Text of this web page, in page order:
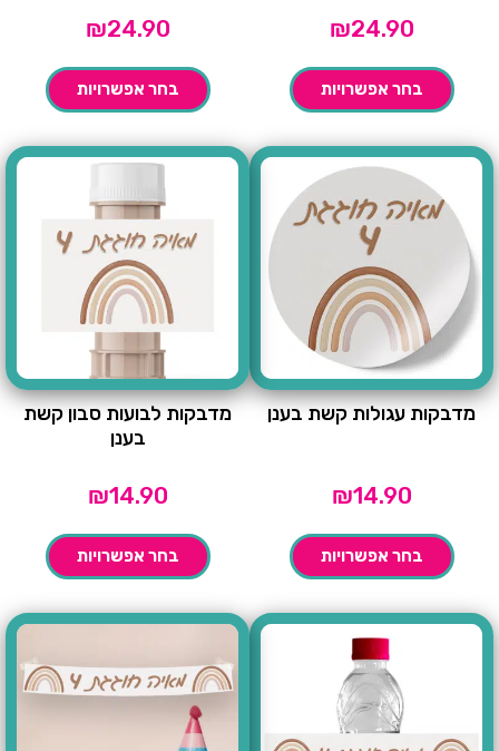
₪24.90
בחר אפשרויות
₪24.90
בחר אפשרויות
מדבקות עגולות קשת בענן
₪14.90
בחר אפשרויות
מדבקות לבועות סבון קשת
בענן
₪14.90
בחר אפשרויות